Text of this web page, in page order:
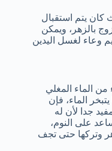
كان يتم استقبال
بالزهر، ويمكن
وعاء لغسل اليدين
الماء المغلي
الماء، فإن
جدا لأن له
على النوم،
وتركها حتى تجف